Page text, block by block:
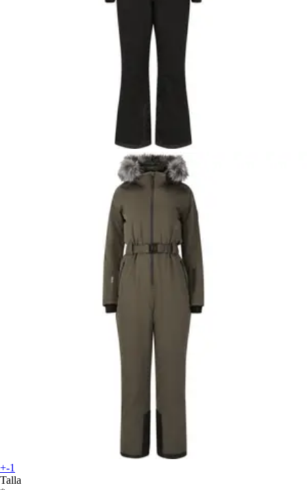
+-1
Talla